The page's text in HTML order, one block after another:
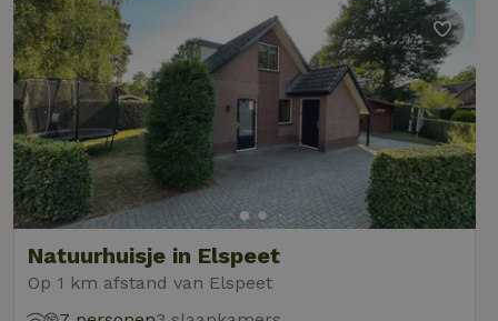
Natuurhuisje in Elspeet
Op 1 km afstand van Elspeet